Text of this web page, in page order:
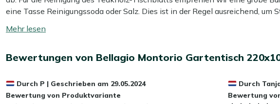
mit 6 Personen essen.
haben.
Teakholzplatte in grauer Holzfarbe:
Aluminiumgestell in Beige:Der Tisch ist stabil, aber dennoch leicht
Rechteckige Form:Praktisch an einer Wand oder auf einer schmalen
eine Tasse Reinigungssoda oder Salz. Dies ist in der Regel ausreichend, um
beste Ergebnis verwenden Sie dabei unseren Kees Smit Teak & Hartholz
Vermeiden Sie die Verwendung eines Hochdruckreinigers, da dies das
Zusätzlicher Schutz
Möchten Sie Ihren Gartentisch zusätzlich vor Wasser und Schmutz
Bewertungen von Bellagio Montorio Gartentisch
Durch P | Geschrieben am 29.05.2024
Bewertung von Produktvariante
Durch
Bewertung